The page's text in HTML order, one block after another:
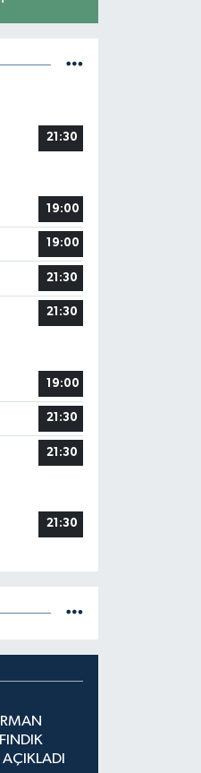
21:30
19:00
19:00
21:30
21:30
19:00
21:30
21:30
21:30
AÇIKLADI